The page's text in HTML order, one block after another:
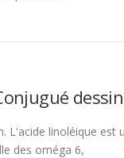
dessin
L'acide linoléique est
des oméga 6,